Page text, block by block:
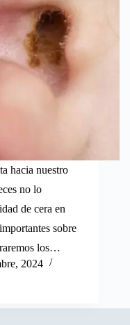
hacia nuestro
no lo
de cera en
sobre
los…
2024